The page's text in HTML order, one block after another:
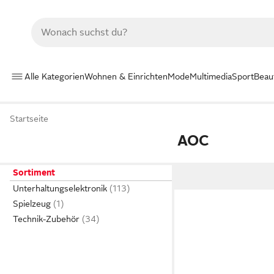
Alle KategorienWohnen & EinrichtenModeMultimediaSport
Startseite
AOC
Sortiment
Unterhaltungselektronik
Spielzeug
Technik-Zubehör